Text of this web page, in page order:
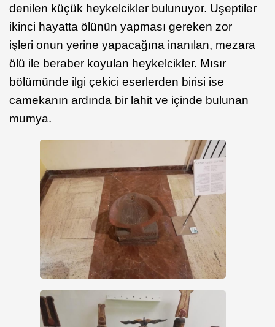
denilen küçük heykelcikler bulunuyor. Uşeptiler
ikinci hayatta ölünün yapması gereken zor
işleri onun yerine yapacağına inanılan, mezara
ölü ile beraber koyulan heykelcikler. Mısır
bölümünde ilgi çekici eserlerden birisi ise
camekanın ardında bir lahit ve içinde bulunan
mumya.